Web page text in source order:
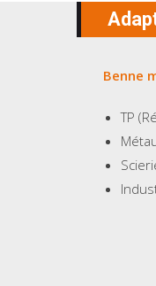
Benne
TP